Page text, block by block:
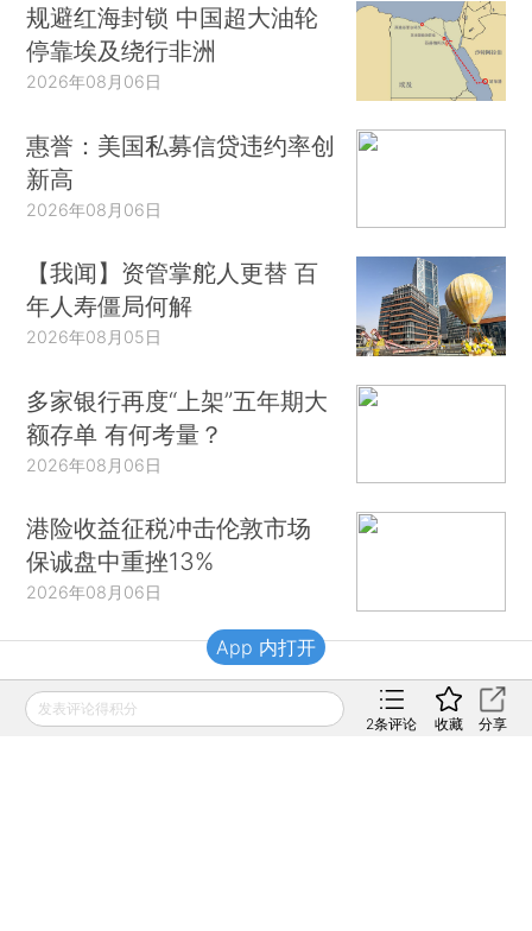
规避红海封锁 中国超大油轮
停靠埃及绕行非洲
2026年08月06日
惠誉：美国私募信贷违约率创
新高
2026年08月06日
【我闻】资管掌舵人更替 百
年人寿僵局何解
2026年08月05日
多家银行再度“上架”五年期大
额存单 有何考量？
2026年08月06日
港险收益征税冲击伦敦市场
保诚盘中重挫13%
2026年08月06日
财新移动
发表评论得积分
2条评论 收藏 分享
App 内打开